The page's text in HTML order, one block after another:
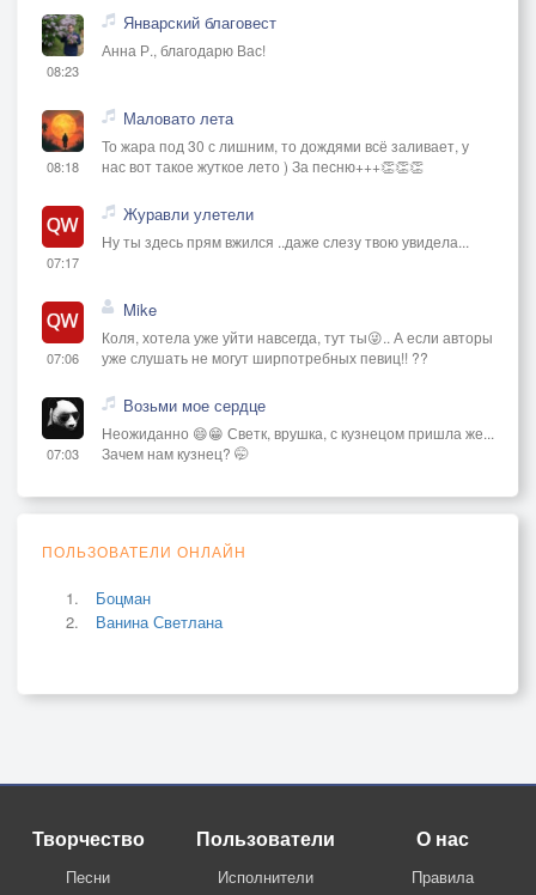
08:23
Январский благовест
Анна Р., благодарю Вас!
08:18
Маловато лета
То жара под 30 с лишним, то дождями всё заливает, у
нас вот такое жуткое лето ) За песню+++👏👏👏
07:17
Журавли улетели
Ну ты здесь прям вжился ..даже слезу твою увидела...
07:06
Mike
Коля, хотела уже уйти навсегда, тут ты😜.. А если авторы
уже слушать не могут ширпотребных певиц!! ??
07:03
Возьми мое сердце
Неожиданно 😄😁 Светк, врушка, с кузнецом пришла же...
Зачем нам кузнец? 🤭
ПОЛЬЗОВАТЕЛИ ОНЛАЙН
Боцман
Ванина Светлана
Творчество
Песни
Пользователи
Исполнители
О нас
Правила